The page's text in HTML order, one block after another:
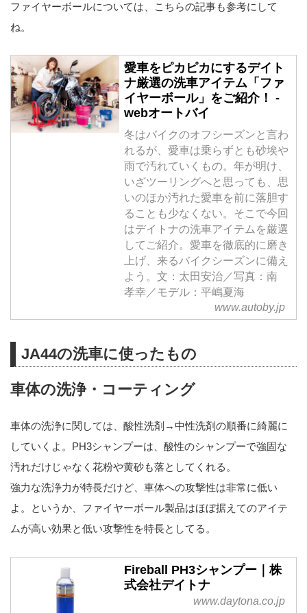
ファイヤーボールについては、こちらの記事も参考にして
ね。
愛車をピカピカにするデイト
ナ厳選の洗車アイテム「ファ
イヤーボール」をご紹介！ -
webオートバイ
冬はバイクのオフシーズンと言わ
れるが、愛車は乗らずとも砂埃や
雨で汚れていくもの。年が明け、
いざツーリングへと思っても、思
いのほか汚れた愛車を前に落胆す
ることも少なくない。そこで今回
はデイトナの洗車アイテムを厳選
してご紹介。愛車を徹底的に磨き
上げ、来るバイクシーズンに備え
よう。文：太田安治／写真：南
孝幸／モデル：平嶋夏海
www.autoby.jp
JA44の洗車に使ったもの
車体の洗浄・コーティング
車体の洗浄に関しては、酸性洗剤→中性洗剤の順番に綺麗に
していくよ。PH3シャンプーは、酸性のシャンプーで強固な
汚れだけじゃなく花粉や黄砂も落としてくれる。
強力な洗浄力が特長だけど、車体への攻撃性は非常に低い
よ。というか、ファイヤーボール製品はほぼ据えてのアイテ
ムが高い効果と低い攻撃性を特長としてる。
Fireball PH3シャンプー｜株
式会社デイトナ
www.daytona.co.jp